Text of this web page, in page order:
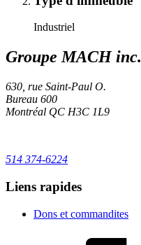
Industriel
Groupe MACH inc.
630, rue Saint-Paul O.
Bureau 600
Montréal QC H3C 1L9
514 374-6224
Liens rapides
Dons et commandites